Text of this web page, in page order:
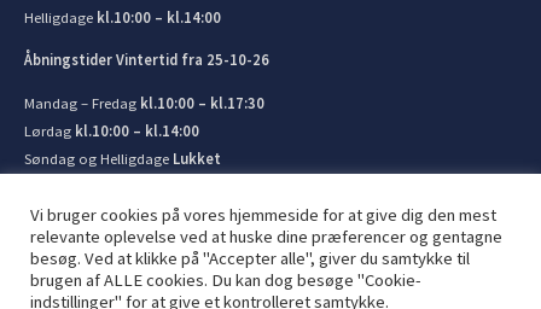
Helligdage kl.10:00 – kl.14:00
Åbningstider Vintertid fra 25-10-26
Mandag – Fredag kl.10:00 – kl.17:30
Lørdag kl.10:00 – kl.14:00
Søndag og Helligdage Lukket
© 2026 Kronborg Marine og Bådudstyr. Lavet af JIT ApS
Vi bruger cookies på vores hjemmeside for at give dig den mest
relevante oplevelse ved at huske dine præferencer og gentagne
besøg. Ved at klikke på "Accepter alle", giver du samtykke til
brugen af ​​ALLE cookies. Du kan dog besøge "Cookie-
indstillinger" for at give et kontrolleret samtykke.